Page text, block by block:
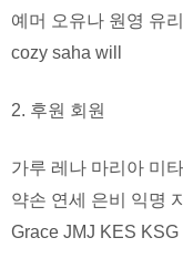
예머 오유나 원영 유
cozy saha will
2. 후원 회원
가루 레나 마리아 미
약손 연세 은비 익명
Grace JMJ KES KSG